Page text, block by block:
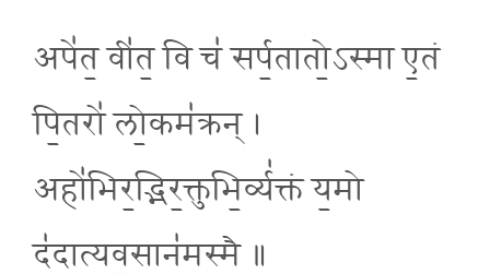
अपे॑त॒ वी॑त॒ वि च॑ सर्प॒तातो॒ऽस्मा ए॒तं
पि॒तरो॑ लो॒कम॑क्रन् ।
अहो॑भिर॒द्भिर॒क्तुभि॒र्व्य॑क्तं य॒मो
द॑दात्यव॒सान॑मस्मै ॥